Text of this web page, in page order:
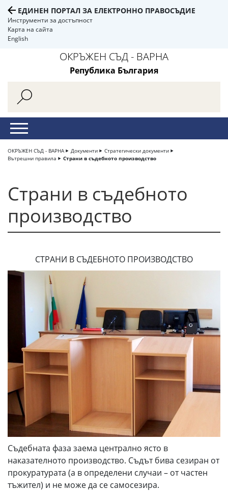
ЕДИНЕН ПОРТАЛ ЗА ЕЛЕКТРОННО ПРАВОСЪДИЕ
Инструменти за достъпност
Карта на сайта
English
ОКРЪЖЕН СЪД - ВАРНА
Република България
ОКРЪЖЕН СЪД - ВАРНА Документи
Стратегически документи
Вътрешни правила
Страни в съдебното производство
Страни в съдебното
производство
СТРАНИ В СЪДЕБНОТО ПРОИЗВОДСТВО
Съдебната фаза заема централно ясто в
наказателното производство. Съдът бива сезиран от
прокуратурата (а в определени случаи – от частен
тъжител) и не може да се самосезира.